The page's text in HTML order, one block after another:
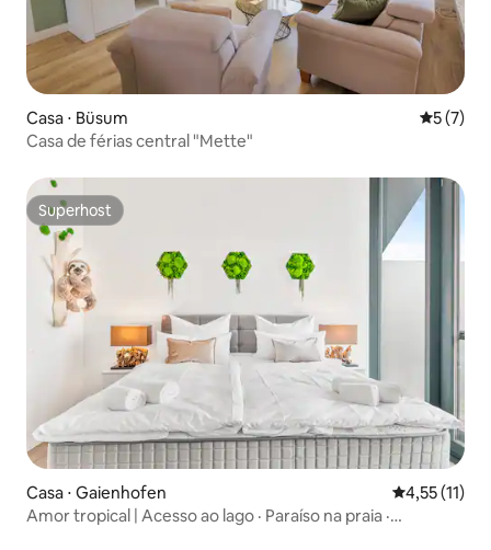
Casa ⋅ Büsum 5 de
5 (7)
Casa de férias central "Mette"
Superhost
Superhost
Casa ⋅ Gaienhofen 4,55 de uma
4,55 (11)
Amor tropical | Acesso ao lago · Paraíso na praia ·